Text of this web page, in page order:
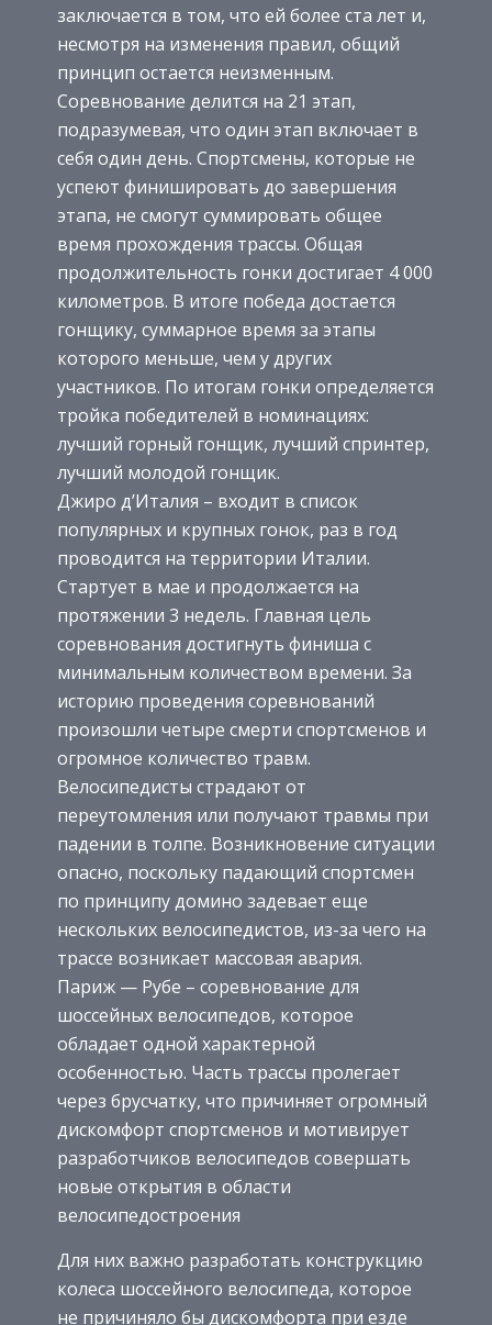
заключается в том, что ей более ста лет и,
несмотря на изменения правил, общий
принцип остается неизменным.
Соревнование делится на 21 этап,
подразумевая, что один этап включает в
себя один день. Спортсмены, которые не
успеют финишировать до завершения
этапа, не смогут суммировать общее
время прохождения трассы. Общая
продолжительность гонки достигает 4 000
километров. В итоге победа достается
гонщику, суммарное время за этапы
которого меньше, чем у других
участников. По итогам гонки определяется
тройка победителей в номинациях:
лучший горный гонщик, лучший спринтер,
лучший молодой гонщик.
Джиро д’Италия – входит в список
популярных и крупных гонок, раз в год
проводится на территории Италии.
Стартует в мае и продолжается на
протяжении 3 недель. Главная цель
соревнования достигнуть финиша с
минимальным количеством времени. За
историю проведения соревнований
произошли четыре смерти спортсменов и
огромное количество травм.
Велосипедисты страдают от
переутомления или получают травмы при
падении в толпе. Возникновение ситуации
опасно, поскольку падающий спортсмен
по принципу домино задевает еще
нескольких велосипедистов, из-за чего на
трассе возникает массовая авария.
Париж — Рубе – соревнование для
шоссейных велосипедов, которое
обладает одной характерной
особенностью. Часть трассы пролегает
через брусчатку, что причиняет огромный
дискомфорт спортсменов и мотивирует
разработчиков велосипедов совершать
новые открытия в области
велосипедостроения
Для них важно разработать конструкцию
колеса шоссейного велосипеда, которое
не причиняло бы дискомфорта при езде